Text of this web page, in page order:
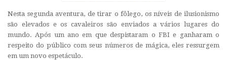
Nesta segunda aventura, de tirar o fôlego, os níveis de ilusionismo
são elevados e os cavaleiros são enviados a vários lugares do
mundo. Após um ano em que despistaram o FBI e ganharam o
respeito do público com seus números de mágica, eles ressurgem
em um novo espetáculo.